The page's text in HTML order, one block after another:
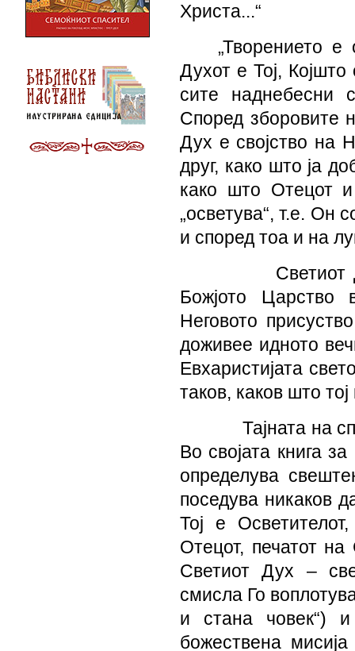
Христа...“
„Творението е
Духот е Тој,
сите наднебесни
Според зборовите
Дух е својство на
друг, како што ја
како што Отецот
„осветува“, т.е. Он
и според тоа и на
Божјото Царство
Неговото
доживее идното
Евхаристијата
таков, каков што
Тајната на
Во својата книга
определува
поседува никаков
Тој е
Отецот, печатот
Светиот Дух –
смисла Го
и стана човек“)
божествена